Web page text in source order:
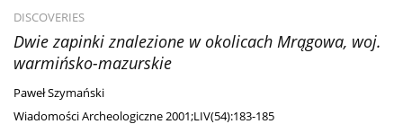
DISCOVERIES
Dwie zapinki znalezione w okolicach Mrągowa, woj.
warmińsko-mazurskie
Paweł Szymański
Wiadomości Archeologiczne 2001;LIV(54):183-185